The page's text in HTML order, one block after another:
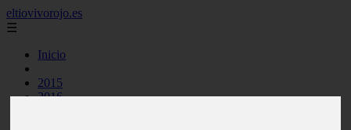
eltiovivorojo.es
☰
Inicio
2015
2016